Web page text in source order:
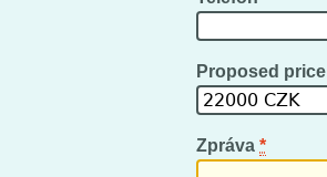
Proposed price
Zpráva *